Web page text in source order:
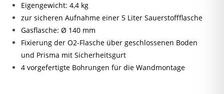
Eigengewicht: 4,4 kg
zur sicheren Aufnahme einer 5 Liter Sauerstoffflasche
Gasflasche:Ø 140 mm
Fixierung der O2-Flasche über geschlossenen Boden
und Prisma mit Sicherheitsgurt
4 vorgefertigte Bohrungen für die Wandmontage